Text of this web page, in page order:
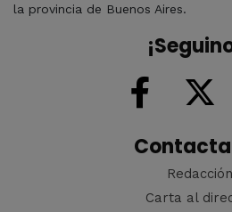
la provincia de Buenos Aires.
Redacción
Carta al